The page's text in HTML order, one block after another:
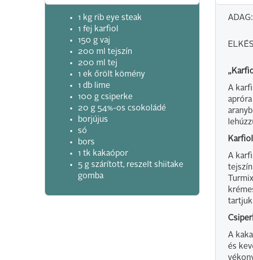
1 kg rib eye steak
1 fej karfiol
150 g vaj
200 ml tejszín
200 ml tej
1 ek őrölt kömény
1 db lime
100 g csiperke
20 g 54%-os csokoládé
borjújus
só
bors
1 tk kakaópor
5 g szárított, reszelt shiitake
gomba
A
A
A
és